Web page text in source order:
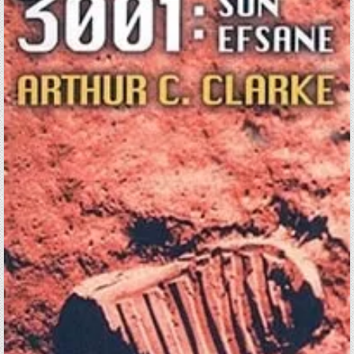
UZAY
EFSANESI
/
ARTHUR
C.
CLARKE